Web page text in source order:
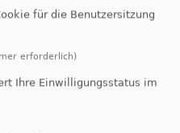
für die Benutzersitzung
erforderlich)
Ihre Einwilligungsstatus im